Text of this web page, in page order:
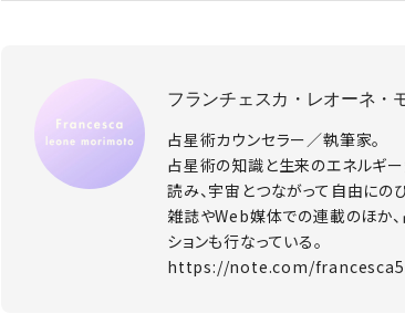
フランチェスカ・レオーネ・
占星術カウンセラー／執筆家。
占星術の知識と生来のエネルギ
読み、宇宙とつながって自由にの
雑誌やWeb媒体での連載のほか
ションも行なっている。
https://note.com/